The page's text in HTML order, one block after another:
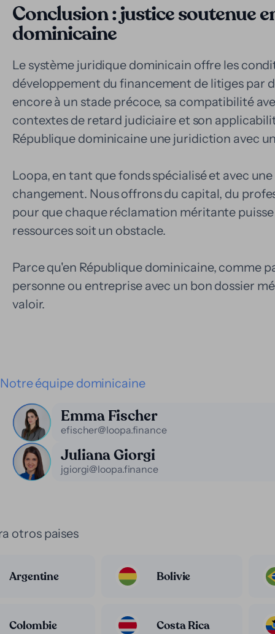
Conclusion : justice soutenue
dominicaine
Le système juridique dominicain offre les
développement du financement de litiges par
encore à un stade précoce, sa compatibilité
contextes de retard judiciaire et son
République dominicaine une juridiction avec
Loopa, en tant que fonds spécialisé et avec
changement. Nous offrons du capital, du
pour que chaque réclamation méritante
ressources soit un obstacle.
Parce qu'en République dominicaine, comme
personne ou entreprise avec un bon dossier
valoir.
Notre équipe dominicaine
Emma Fischer
efischer@loopa.finance
Juliana Giorgi
jgiorgi@loopa.finance
otros paises
Argentine Bolivie
Colombie Costa Rica